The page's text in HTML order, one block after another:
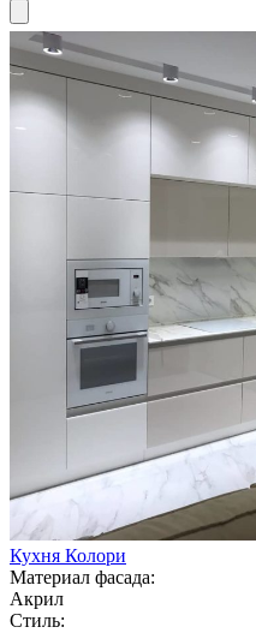
Кухня Колори
Материал фасада:
Акрил
Стиль: